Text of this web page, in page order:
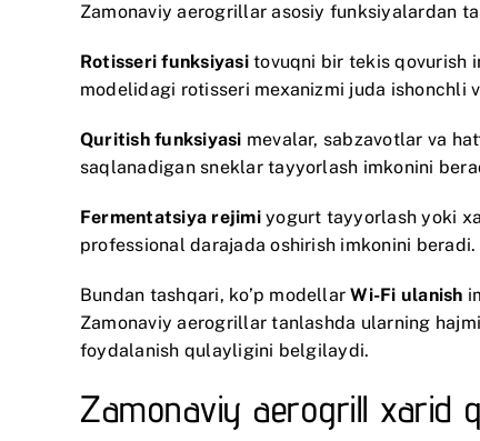
Zamonaviy aerogrillar asosiy funksiyalardan
Rotisseri funksiyasitovuqni bir tekis qovurish
modelidagi rotisseri mexanizmi juda ishonchli
Quritish funksiyasi mevalar, sabzavotlar va
saqlanadigan sneklar tayyorlash imkonini
Fermentatsiya rejimiyogurt tayyorlash yoki
professional darajada oshirish imkonini beradi.
Bundan tashqari, ko’p modellarWi-Fi ulanish
Zamonaviy aerogrillar tanlashda ularning
foydalanish qulayligini belgilaydi.
Zamonaviy aerogrill xarid